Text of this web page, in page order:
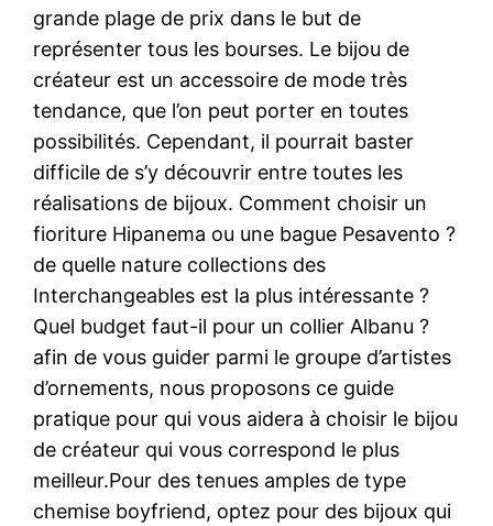
grande plage de prix dans le but de
représenter tous les bourses. Le bijou de
créateur est un accessoire de mode très
tendance, que l’on peut porter en toutes
possibilités. Cependant, il pourrait baster
difficile de s’y découvrir entre toutes les
réalisations de bijoux. Comment choisir un
fioriture Hipanema ou une bague Pesavento ?
de quelle nature collections des
Interchangeables est la plus intéressante ?
Quel budget faut-il pour un collier Albanu ?
afin de vous guider parmi le groupe d’artistes
d’ornements, nous proposons ce guide
pratique pour qui vous aidera à choisir le bijou
de créateur qui vous correspond le plus
meilleur.Pour des tenues amples de type
chemise boyfriend, optez pour des bijoux qui